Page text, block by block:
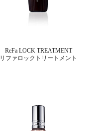
ReFa LOCK TREATMENT
リファロックトリートメント